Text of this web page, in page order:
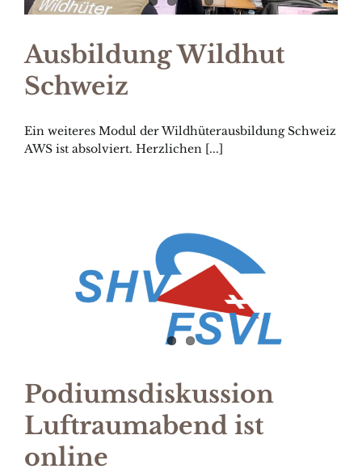
Ausbildung Wildhut
Schweiz
Ein weiteres Modul der Wildhüterausbildung Schweiz
AWS ist absolviert. Herzlichen [...]
Podiumsdiskussion
Luftraumabend ist
online